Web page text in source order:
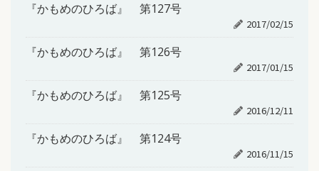
『かもめのひろば』 第127号
2017/02/15
『かもめのひろば』 第126号
2017/01/15
『かもめのひろば』 第125号
2016/12/11
『かもめのひろば』 第124号
2016/11/15